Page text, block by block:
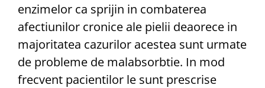
enzimelor ca sprijin in combaterea
afectiunilor cronice ale pielii deaorece in
majoritatea cazurilor acestea sunt urmate
de probleme de malabsorbtie. In mod
frecvent pacientilor le sunt prescrise